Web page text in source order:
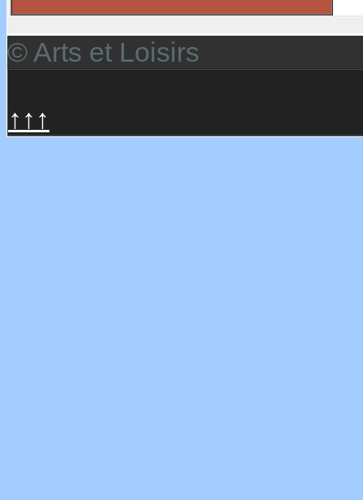
© Arts et Loisirs
↑↑↑